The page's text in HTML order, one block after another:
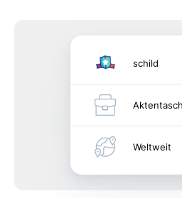
schild
Weltweit